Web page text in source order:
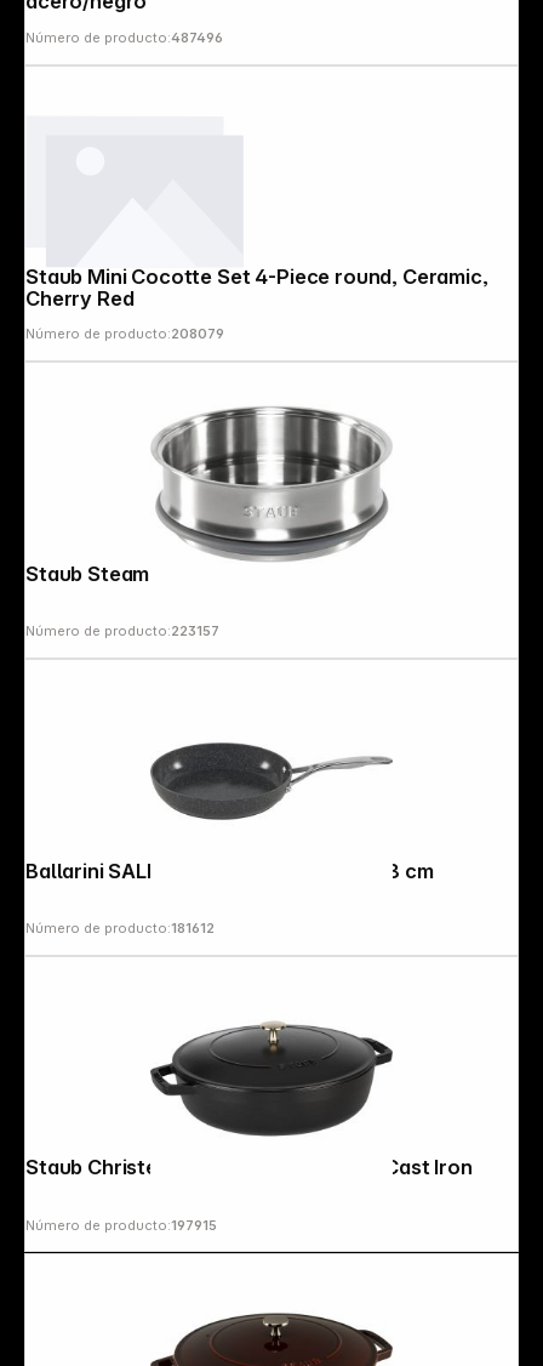
Número de producto:487496
Staub Mini Cocotte Set 4-Piece round, Ceramic,
Cherry Red
Número de producto:208079
Staub Steamer Insert 24 cm
Número de producto:223157
Ballarini SALINA Ceramic Frying pan 28 cm
Número de producto:181612
Staub Christera Braiser 28cm, Black, Cast Iron
Número de producto:197915
Follow us on